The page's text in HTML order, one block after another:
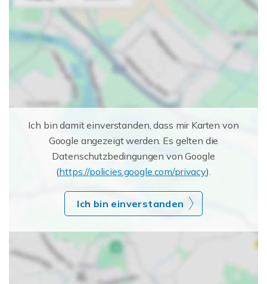
Ich bin damit einverstanden, dass mir Karten von
Google angezeigt werden. Es gelten die
Datenschutzbedingungen von Google
(https://policies.google.com/privacy).
Ich bin einverstanden